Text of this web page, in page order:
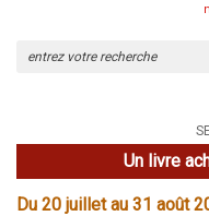
Un livre
Du 20 juillet au 31 août